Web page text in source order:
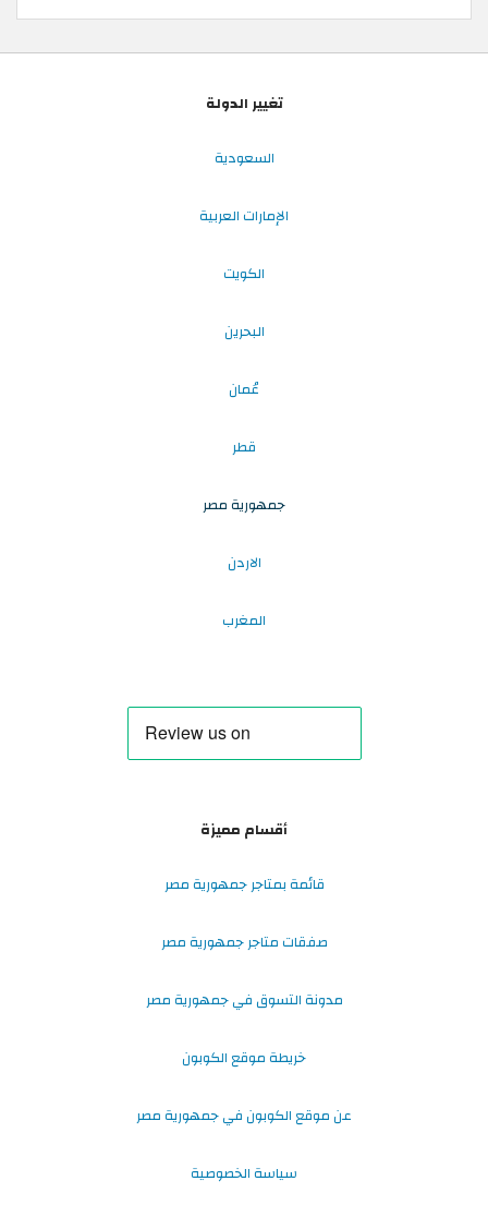
تغيير الدولة
السعودية
الإمارات العربية
الكويت
البحرين
عُمان
قطر
جمهورية مصر
الاردن
المغرب
أقسام مميزة
قائمة بمتاجر جمهورية مصر
صفقات متاجر جمهورية مصر
مدونة التسوق في جمهورية مصر
خريطة موقع الكوبون
عن موقع الكوبون في جمهورية مصر
سياسة الخصوصية